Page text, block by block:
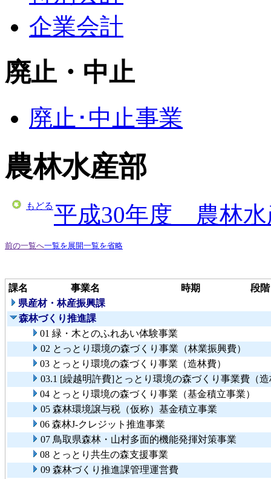
企業会計
廃止・中止
廃止･中止事業
農林水産部
もどる平成30年度 農林水
前の一覧へ一覧を展開一覧を省略
課名 事業名 時期
段階
県産材・林産振興課
森林づくり推進課
01 緑・木とのふれあい体験事業
02 とっとり環境の森づくり事業（林業振興費）
03 とっとり環境の森づくり事業（造林費）
03.1 [繰越明許費]とっとり環境の森づくり事業費（
04 とっとり環境の森づくり事業（基金積立事業）
05 森林環境譲与税（仮称）基金積立事業
06 森林J-クレジット推進事業
07 鳥取県森林・山村多面的機能発揮対策事業
08 とっとり共生の森支援事業
09 森林づくり推進課管理運営費